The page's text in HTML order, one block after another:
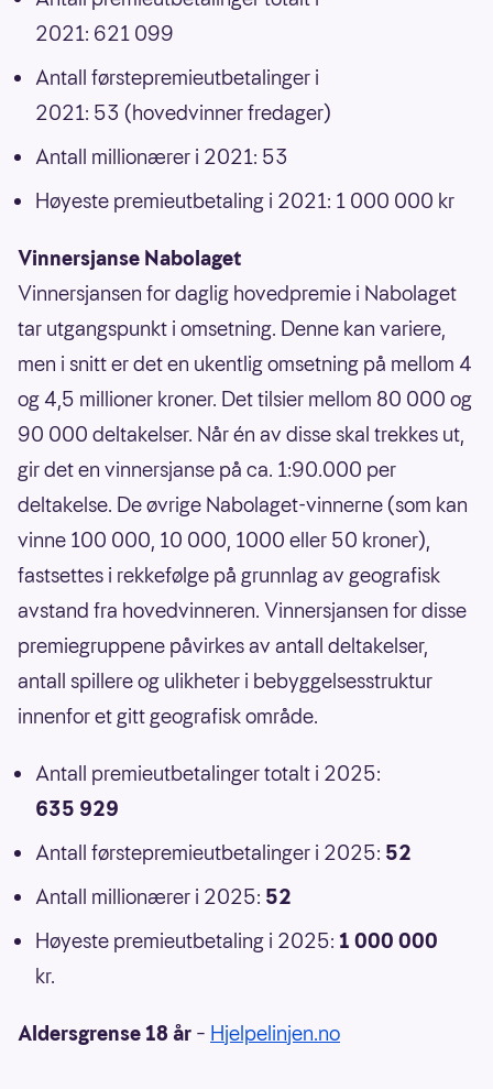
2021: 621 099
Antall førstepremieutbetalinger i
2021: 53 (hovedvinner fredager)
Antall millionærer i 2021: 53
Høyeste premieutbetaling i 2021: 1 000 000 kr
Vinnersjanse Nabolaget
Vinnersjansen for daglig hovedpremie i Nabolaget
tar utgangspunkt i omsetning. Denne kan variere,
men i snitt er det en ukentlig omsetning på mellom 4
og 4,5 millioner kroner. Det tilsier mellom 80 000 og
90 000 deltakelser. Når én av disse skal trekkes ut,
gir det en vinnersjanse på ca. 1:90.000 per
deltakelse. De øvrige Nabolaget-vinnerne (som kan
vinne 100 000, 10 000, 1000 eller 50 kroner),
fastsettes i rekkefølge på grunnlag av geografisk
avstand fra hovedvinneren. Vinnersjansen for disse
premiegruppene påvirkes av antall deltakelser,
antall spillere og ulikheter i bebyggelsesstruktur
innenfor et gitt geografisk område.
Antall premieutbetalinger totalt i 2025:
635 929
Antall førstepremieutbetalinger i 2025: 52
Antall millionærer i 2025: 52
Høyeste premieutbetaling i 2025: 1 000 000
kr.
Aldersgrense 18 år – Hjelpelinjen.no